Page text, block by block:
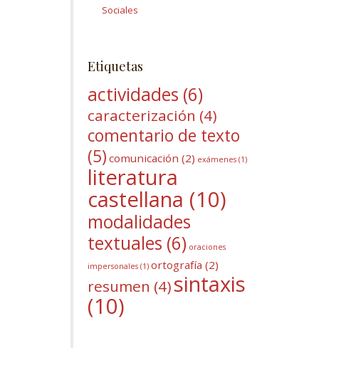
Sociales
Etiquetas
actividades (6)
caracterización (4)
comentario de texto
(5) comunicación (2) exámenes (1)
literatura
castellana (10)
modalidades
textuales (6) oraciones
impersonales (1) ortografía (2)
resumen (4)sintaxis
(10)